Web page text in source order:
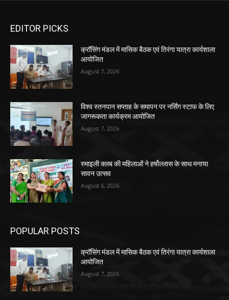
EDITOR PICKS
क्रॉसिंग मंडल में मासिक बैठक एवं तिरंगा यात्रा कार्यशाला
आयोजित
August 7, 2026
विश्व स्तनपान सप्ताह के समापन पर नर्सिंग स्टाफ के लिए
जागरूकता कार्यक्रम आयोजित
August 7, 2026
स्माइली क्लब की महिलाओं ने हर्षोल्लास के साथ मनाया
सावन उत्सव
August 6, 2026
POPULAR POSTS
क्रॉसिंग मंडल में मासिक बैठक एवं तिरंगा यात्रा कार्यशाला
आयोजित
August 7, 2026